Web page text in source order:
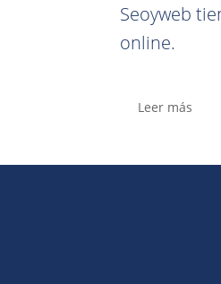
Seoyweb
online.
Leer más